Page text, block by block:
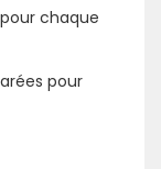
chaque
pour